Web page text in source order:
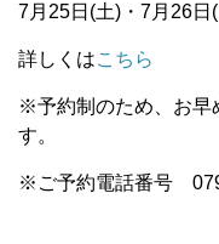
7月25日(土)・7月26
詳しくはこちら
※予約制のため、お早
す。
※ご予約電話番号